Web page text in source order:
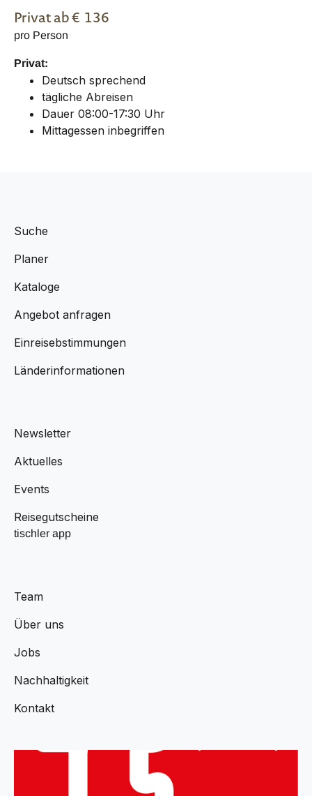
Privatab € 136
pro Person
Privat:
Deutsch sprechend
tägliche Abreisen
Dauer 08:00-17:30 Uhr
Mittagessen inbegriffen
Suche
Planer
Kataloge
Angebot anfragen
Einreisebstimmungen
Länderinformationen
Newsletter
Aktuelles
Events
Reisegutscheine
tischler app
Team
Über uns
Jobs
Nachhaltigkeit
Kontakt